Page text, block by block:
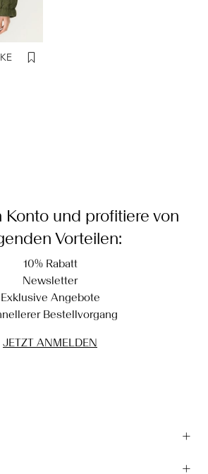
Konto und profitiere von
Vorteilen:
10% Rabatt
Newsletter
Exklusive Angebote
Bestellvorgang
JETZT ANMELDEN